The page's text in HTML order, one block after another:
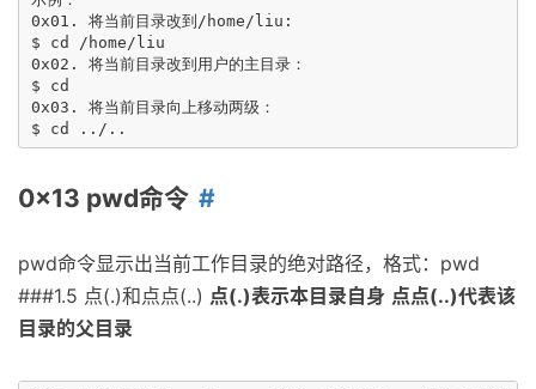
0x01. 将当前目录改到/home/liu:
$ cd /home/liu
0x02. 将当前目录改到用户的主目录：
$ cd
0x03. 将当前目录向上移动两级：
0x13 pwd命令
pwd命令显示出当前工作目录的绝对路径，格式：pwd
###1.5 点(.)和点点(..) 点(.)表示本目录自身 点点(..)代表该
目录的父目录